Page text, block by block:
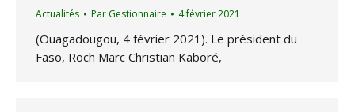
Actualités Par Gestionnaire 4 février 2021
(Ouagadougou, 4 février 2021). Le président du
Faso, Roch Marc Christian Kaboré,